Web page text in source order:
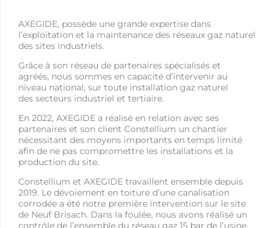
AXEGIDE, possède une grande expertise dans
l’exploitation et la maintenance des réseaux gaz naturel
des sites industriels.
Grâce à son réseau de partenaires spécialisés et
agréés, nous sommes en capacité d’intervenir au
niveau national, sur toute installation gaz naturel
des secteurs industriel et tertiaire.
En 2022, AXEGIDE a réalisé en relation avec ses
partenaires et son client Constellium un chantier
nécessitant des moyens importants en temps limité
afin de ne pas compromettre les installations et la
production du site.
Constellium et AXEGIDE travaillent ensemble depuis
2019. Le dévoiement en toiture d’une canalisation
corrodée a été notre première intervention sur le site
de Neuf Brisach. Dans la foulée, nous avons réalisé un
contrôle de l’ensemble du réseau gaz 15 bar de l’usine.